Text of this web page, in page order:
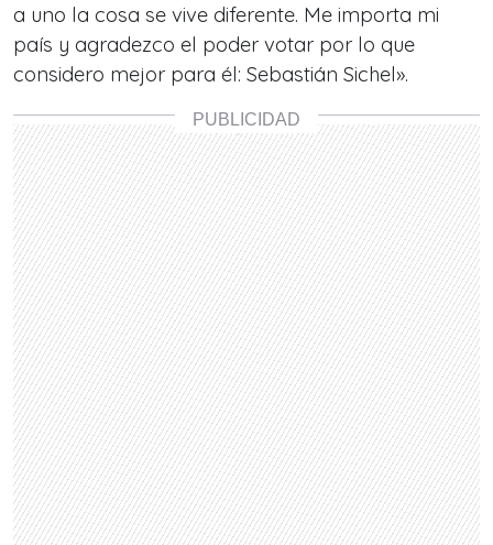
a uno la cosa se vive diferente. Me importa mi
país y agradezco el poder votar por lo que
considero mejor para él: Sebastián Sichel».